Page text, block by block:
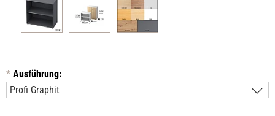
* Ausführung: